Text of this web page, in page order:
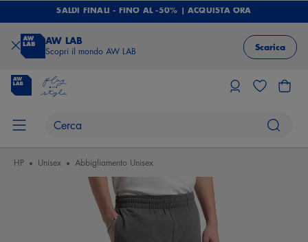
SALDI FINALI - FINO AL -50% | ACQUISTA ORA
AW LAB
Scopri il mondo AW LAB Scarica
HP Unisex Abbigliamento Unisex